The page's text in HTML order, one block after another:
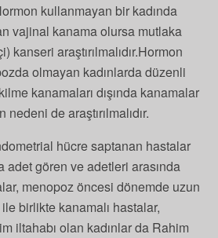
kullanmayan bir kadında
vajinal kanama olursa mutlaka
kanseri araştırılmalıdır.Hormon
olmayan kadınlarda düzenli
kanamaları dışında kanamalar
de araştırılmalıdır.
hücre saptanan hastalar
adet gören ve adetleri arasında
menopoz öncesi dönemde uzun
birlikte kanamalı hastalar,
iltahabı olan kadınlar da Rahim